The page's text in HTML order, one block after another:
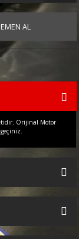
AL
Orijinal Motor